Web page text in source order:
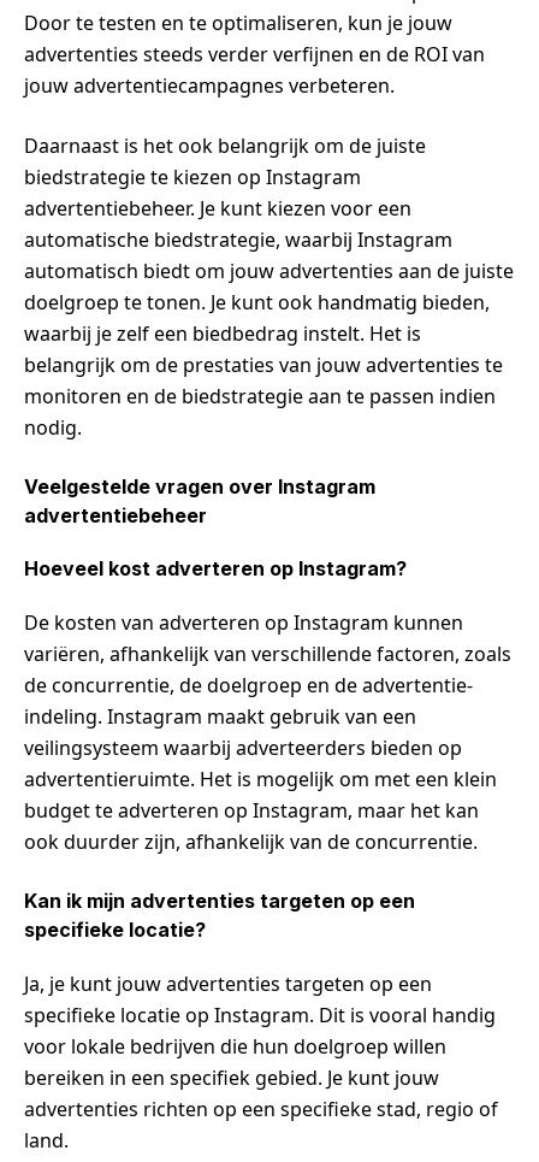
Door te testen en te optimaliseren, kun je jouw
advertenties steeds verder verfijnen en de ROI van
jouw advertentiecampagnes verbeteren.
Daarnaast is het ook belangrijk om de juiste
biedstrategie te kiezen op Instagram
advertentiebeheer. Je kunt kiezen voor een
automatische biedstrategie, waarbij Instagram
automatisch biedt om jouw advertenties aan de juiste
doelgroep te tonen. Je kunt ook handmatig bieden,
waarbij je zelf een biedbedrag instelt. Het is
belangrijk om de prestaties van jouw advertenties te
monitoren en de biedstrategie aan te passen indien
nodig.
Veelgestelde vragen over Instagram
advertentiebeheer
Hoeveel kost adverteren op Instagram?
De kosten van adverteren op Instagram kunnen
variëren, afhankelijk van verschillende factoren, zoals
de concurrentie, de doelgroep en de advertentie-
indeling. Instagram maakt gebruik van een
veilingsysteem waarbij adverteerders bieden op
advertentieruimte. Het is mogelijk om met een klein
budget te adverteren op Instagram, maar het kan
ook duurder zijn, afhankelijk van de concurrentie.
Kan ik mijn advertenties targeten op een
specifieke locatie?
Ja, je kunt jouw advertenties targeten op een
specifieke locatie op Instagram. Dit is vooral handig
voor lokale bedrijven die hun doelgroep willen
bereiken in een specifiek gebied. Je kunt jouw
advertenties richten op een specifieke stad, regio of
land.